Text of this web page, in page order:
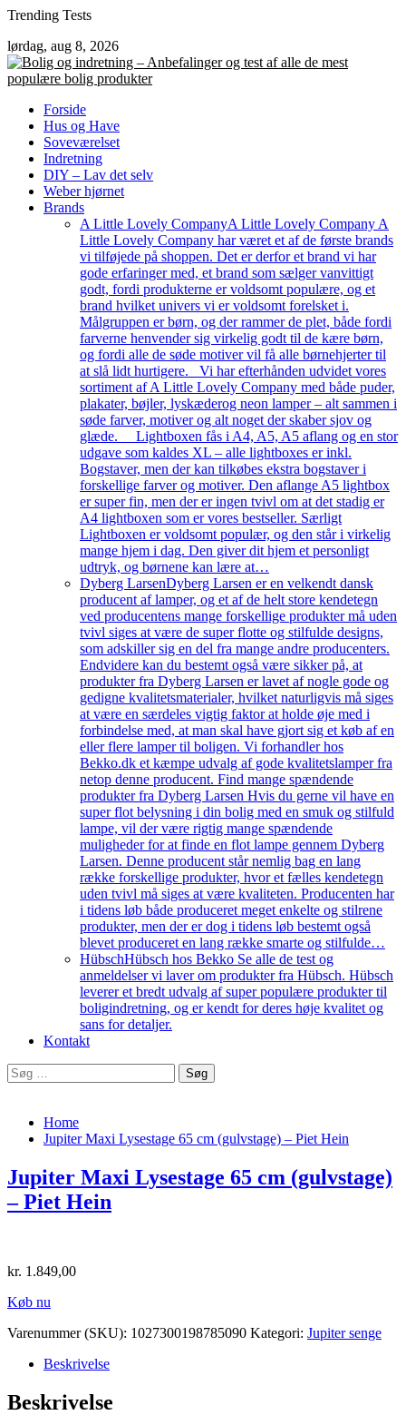
Skip
content
Trending Tests
lørdag, aug 8, 2026
Forside
Hus og Have
Soveværelset
Indretning
DIY – Lav det selv
Weber hjørnet
Brands
A Little Lovely CompanyA Little Lovely Company A
Little Lovely Company har været et af de første brands
vi tilføjede på shoppen. Det er derfor et brand vi har
gode erfaringer med, et brand som sælger vanvittigt
godt, fordi produkterne er voldsomt populære, og et
brand hvilket univers vi er voldsomt forelsket i.
Målgruppen er børn, og der rammer de plet, både fordi
farverne henvender sig virkelig godt til de kære børn,
og fordi alle de søde motiver vil få alle børnehjerter til
at slå lidt hurtigere. Vi har efterhånden udvidet vores
sortiment af A Little Lovely Company med både puder,
plakater, bøjler, lyskæderog neon lamper – alt sammen i
søde farver, motiver og alt noget der skaber sjov og
glæde. Lightboxen fås i A4, A5, A5 aflang og en stor
udgave som kaldes XL – alle lightboxes er inkl.
Bogstaver, men der kan tilkøbes ekstra bogstaver i
forskellige farver og motiver. Den aflange A5 lightbox
er super fin, men der er ingen tvivl om at det stadig er
A4 lightboxen som er vores bestseller. Særligt
Lightboxen er voldsomt populær, og den står i virkelig
mange hjem i dag. Den giver dit hjem et personligt
udtryk, og børnene kan lære at…
Dyberg LarsenDyberg Larsen er en velkendt dansk
producent af lamper, og et af de helt store kendetegn
ved producentens mange forskellige produkter må uden
tvivl siges at være de super flotte og stilfulde designs,
som adskiller sig en del fra mange andre producenters.
Endvidere kan du bestemt også være sikker på, at
produkter fra Dyberg Larsen er lavet af nogle gode og
gedigne kvalitetsmaterialer, hvilket naturligvis må siges
at være en særdeles vigtig faktor at holde øje med i
forbindelse med, at man skal have gjort sig et køb af en
eller flere lamper til boligen. Vi forhandler hos
Bekko.dk et kæmpe udvalg af gode kvalitetslamper fra
netop denne producent. Find mange spændende
produkter fra Dyberg Larsen Hvis du gerne vil have en
super flot belysning i din bolig med en smuk og stilfuld
lampe, vil der være rigtig mange spændende
muligheder for at finde en flot lampe gennem Dyberg
Larsen. Denne producent står nemlig bag en lang
række forskellige produkter, hvor et fælles kendetegn
uden tvivl må siges at være kvaliteten. Producenten har
i tidens løb både produceret meget enkelte og stilrene
produkter, men der er dog i tidens løb bestemt også
blevet produceret en lang række smarte og stilfulde…
HübschHübsch hos Bekko Se alle de test og
anmeldelser vi laver om produkter fra Hübsch. Hübsch
leverer et bredt udvalg af super populære produkter til
boligindretning, og er kendt for deres høje kvalitet og
sans for detaljer.
Kontakt
Søg
efter:
Home
Jupiter Maxi Lysestage 65 cm (gulvstage) – Piet Hein
Jupiter Maxi Lysestage 65 cm (gulvstage)
– Piet Hein
kr. 1.849,00
Køb nu
Varenummer (SKU): 1027300198785090 Kategori: Jupiter senge
Beskrivelse
Beskrivelse